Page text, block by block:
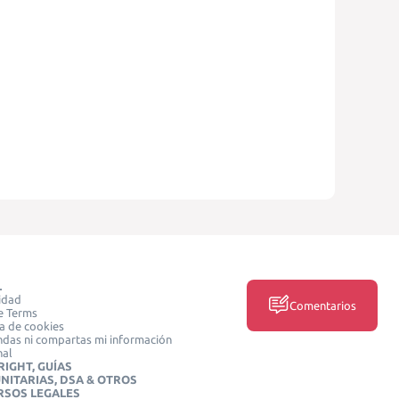
Terms
de cookies
ni compartas mi información
GUÍAS
DSA & OTROS
LEGALES
Comentarios